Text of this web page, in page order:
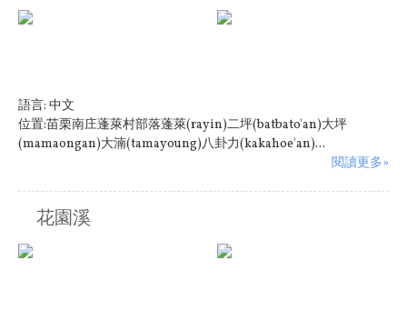
語言: 中文
位置:苗栗南庄蓬萊村部落蓬萊(rayin)二坪(batbato'an)大坪
(mamaongan)大湳(tamayoung)八卦力(kakahoe'an)...
閱讀更多»
花園溪